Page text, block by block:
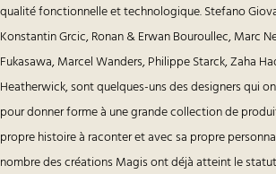
qualité fonctionnelle et technologique. Stefano
Konstantin Grcic, Ronan & Erwan Bouroullec, Marc
Fukasawa, Marcel Wanders, Philippe Starck, Zaha
Heatherwick, sont quelques-uns des designers qui
pour donner forme à une grande collection de
propre histoire à raconter et avec sa propre
nombre des créations Magis ont déjà atteint le